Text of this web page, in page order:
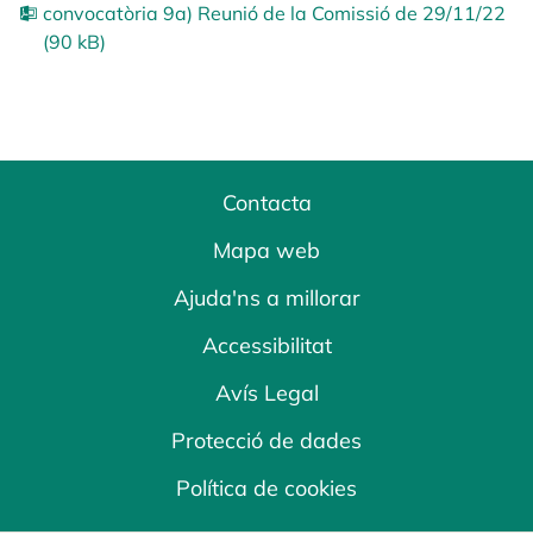
convocatòria 9a) Reunió de la Comissió de 29/11/22
(90 kB)
Contacta
Mapa web
Ajuda'ns a millorar
Accessibilitat
Avís Legal
Protecció de dades
Política de cookies